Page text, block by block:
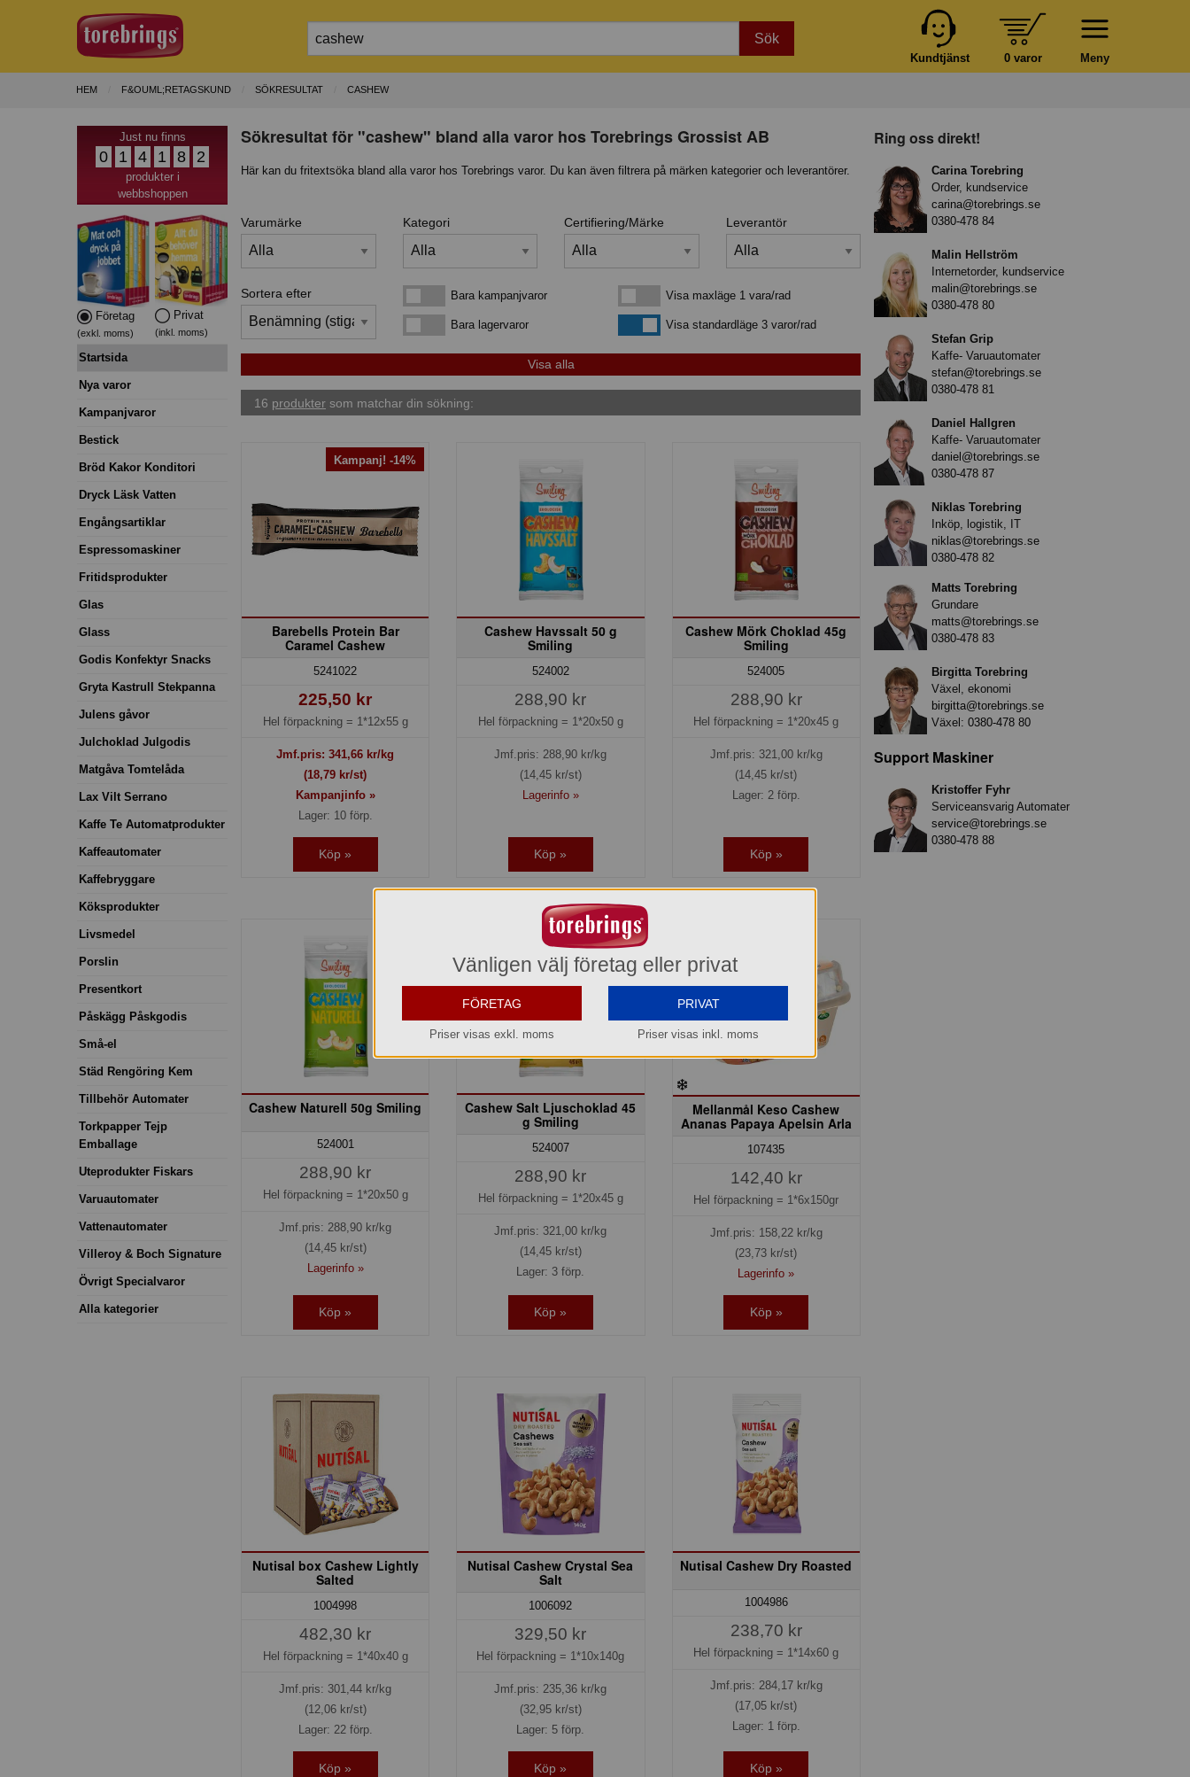
Sök
Meny
0 varor
Kundtjänst
HEM F&OUML;RETAGSKUND SÖKRESULTAT CASHEW
Just nu finns
0 1 4 1 8 2
produkter i
webbshoppen
Företag
(exkl. moms)
Privat
(inkl. moms)
Startsida
Nya varor
Kampanjvaror
Bestick
Bröd Kakor Konditori
Dryck Läsk Vatten
Engångsartiklar
Espressomaskiner
Fritidsprodukter
Glas
Glass
Godis Konfektyr Snacks
Gryta Kastrull Stekpanna
Julens gåvor
Julchoklad Julgodis
Matgåva Tomtelåda
Lax Vilt Serrano
Kaffe Te Automatprodukter
Kaffeautomater
Kaffebryggare
Köksprodukter
Livsmedel
Porslin
Presentkort
Påskägg Påskgodis
Små-el
Städ Rengöring Kem
Tillbehör Automater
Torkpapper Tejp
Emballage
Uteprodukter Fiskars
Varuautomater
Vattenautomater
Villeroy & Boch Signature
Övrigt Specialvaror
Alla kategorier
Sökresultat för "cashew" bland alla varor hos Torebrings Grossist AB
Här kan du fritextsöka bland alla varor hos Torebrings varor. Du kan även filtrera på märken kategorier och leverantörer.
Varumärke Kategori Certifiering/Märke Leverantör
Sortera efter Bara kampanjvarorBara kampanjvaror
Bara lagervarorBara lagervaror
Visa maxläge 1 vara/rad
Visa maxläge 1 vara/rad
Visa standardlägeVisa standardläge 3 varor/rad
16 produkter som matchar din sökning:
Kampanj! -14%
Barebells Protein Bar
Caramel Cashew
5241022
225,50 kr
Hel förpackning = 1*12x55 g
Jmf.pris:341,66 kr/kg
(18,79 kr/st)
Kampanjinfo »
Lager: 10 förp.
Köp »
Cashew Havssalt 50 g
Smiling
524002
288,90 kr
Hel förpackning = 1*20x50 g
Jmf.pris: 288,90 kr/kg
(14,45 kr/st)
Lagerinfo »
Köp »
Cashew Mörk Choklad 45g
Smiling
524005
288,90 kr
Hel förpackning = 1*20x45 g
Jmf.pris: 321,00kr/kg
(14,45 kr/st)
Lager: 2 förp.
Köp »
Cashew Naturell 50g Smiling
524001
288,90 kr
Hel förpackning = 1*20x50 g
Jmf.pris: 288,90 kr/kg
(14,45 kr/st)
Lagerinfo »
Köp »
Cashew Salt Ljuschoklad 45
g Smiling
524007
288,90 kr
Hel förpackning = 1*20x45 g
Jmf.pris: 321,00 kr/kg
(14,45 kr/st)
Lager: 3 förp.
Köp »
Mellanmål Keso Cashew
Ananas Papaya Apelsin Arla
107435
142,40 kr
Hel förpackning = 1*6x150gr
Jmf.pris: 158,22kr/kg
(23,73 kr/st)
Lagerinfo »
Köp »
Nutisal box Cashew Lightly
Salted
1004998
482,30 kr
Hel förpackning = 1*40x40 g
Jmf.pris: 301,44 kr/kg
(12,06 kr/st)
Lager: 22 förp.
Köp »
Nutisal Cashew Crystal Sea
Salt
1006092
329,50 kr
Hel förpackning = 1*10x140g
Jmf.pris: 235,36 kr/kg
(32,95 kr/st)
Lager: 5 förp.
Köp »
Nutisal Cashew Dry Roasted
1004986
238,70 kr
Hel förpackning = 1*14x60 g
Jmf.pris: 284,17kr/kg
(17,05 kr/st)
Lager: 1 förp.
Köp »
Ring oss direkt!
Carina Torebring
Order, kundservice
carina@torebrings.se
0380-478 84
Malin Hellström
Internetorder, kundservice
malin@torebrings.se
0380-478 80
Stefan Grip
Kaffe- Varuautomater
stefan@torebrings.se
0380-478 81
Daniel Hallgren
Kaffe- Varuautomater
daniel@torebrings.se
0380-478 87
Niklas Torebring
Inköp, logistik, IT
niklas@torebrings.se
0380-478 82
Matts Torebring
Grundare
matts@torebrings.se
0380-478 83
Birgitta Torebring
Växel, ekonomi
birgitta@torebrings.se
Växel: 0380-478 80
Support Maskiner
Kristoffer Fyhr
Serviceansvarig Automater
service@torebrings.se
0380-478 88
Vänligen välj företag eller privat
FÖRETAG
Priser visas exkl. moms
PRIVAT
Priser visas inkl. moms